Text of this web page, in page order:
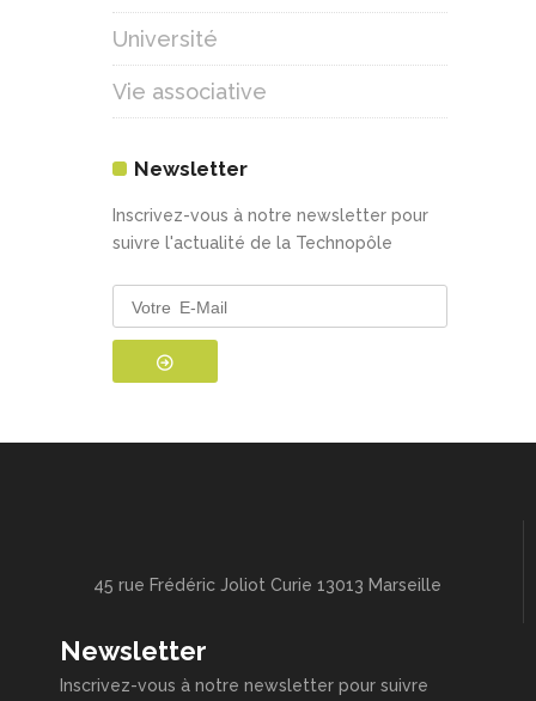
Université
Vie associative
Newsletter
Inscrivez-vous à notre newsletter pour
suivre l'actualité de la Technopôle
45 rue Frédéric Joliot Curie 13013 Marseille
Newsletter
Inscrivez-vous à notre newsletter pour suivre